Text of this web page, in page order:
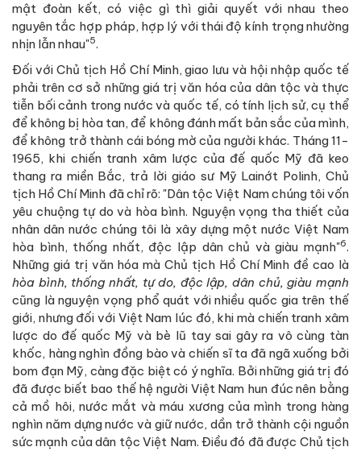
mật đoàn kết, có việc gì thì giải quyết với nhau theo
nguyên tắc hợp pháp, hợp lý với thái độ kính trọng nhường
nhịn lẫn nhau"5.
Đối với Chủ tịch Hồ Chí Minh, giao lưu và hội nhập quốc tế
phải trên cơ sở những giá trị văn hóa của dân tộc và thực
tiễn bối cảnh trong nước và quốc tế, có tính lịch sử, cụ thể
để không bị hòa tan, để không đánh mất bản sắc của mình,
để không trở thành cái bóng mờ của người khác. Tháng 11-
1965, khi chiến tranh xâm lược của đế quốc Mỹ đã keo
thang ra miền Bắc, trả lời giáo sư Mỹ Lainớt Polinh, Chủ
tịch Hồ Chí Minh đã chỉ rõ: "Dân tộc Việt Nam chúng tôi vốn
yêu chuộng tự do và hòa bình. Nguyện vọng tha thiết của
nhân dân nước chúng tôi là xây dựng một nước Việt Nam
hòa bình, thống nhất, độc lập dân chủ và giàu mạnh"6.
Những giá trị văn hóa mà Chủ tịch Hồ Chí Minh đề cao là
hòa bình, thống nhất, tự do, độc lập, dân chủ, giàu mạnh
cũng là nguyện vọng phổ quát với nhiều quốc gia trên thế
giới, nhưng đối với Việt Nam lúc đó, khi mà chiến tranh xâm
lược do đế quốc Mỹ và bè lũ tay sai gây ra vô cùng tàn
khốc, hàng nghìn đồng bào và chiến sĩ ta đã ngã xuống bởi
bom đạn Mỹ, càng đặc biệt có ý nghĩa. Bởi những giá trị đó
đã được biết bao thế hệ người Việt Nam hun đúc nên bằng
cả mồ hôi, nước mắt và máu xương của mình trong hàng
nghìn năm dựng nước và giữ nước, dần trở thành cội nguồn
sức mạnh của dân tộc Việt Nam. Điều đó đã được Chủ tịch